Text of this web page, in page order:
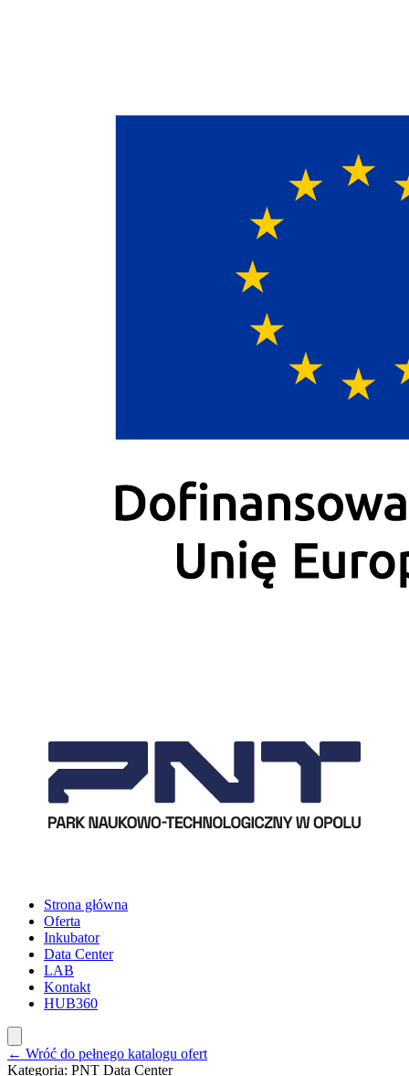
Strona główna
Oferta
Inkubator
Data Center
LAB
Kontakt
HUB360
← Wróć do pełnego katalogu ofert
Kategoria: PNT Data Center